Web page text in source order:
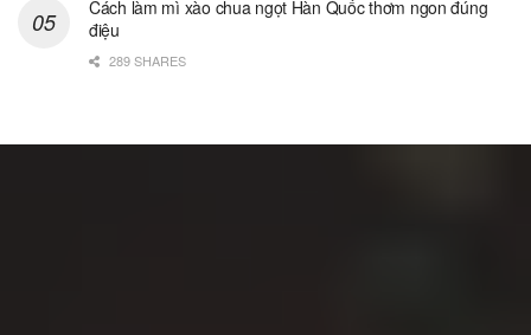
Cách làm mì xào chua ngọt Hàn Quốc thơm ngon đúng
điệu
289 SHARES